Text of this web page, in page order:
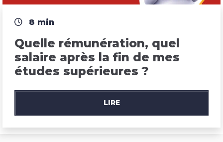
8 min
Quelle rémunération, quel
salaire après la fin de mes
études supérieures ?
LIRE